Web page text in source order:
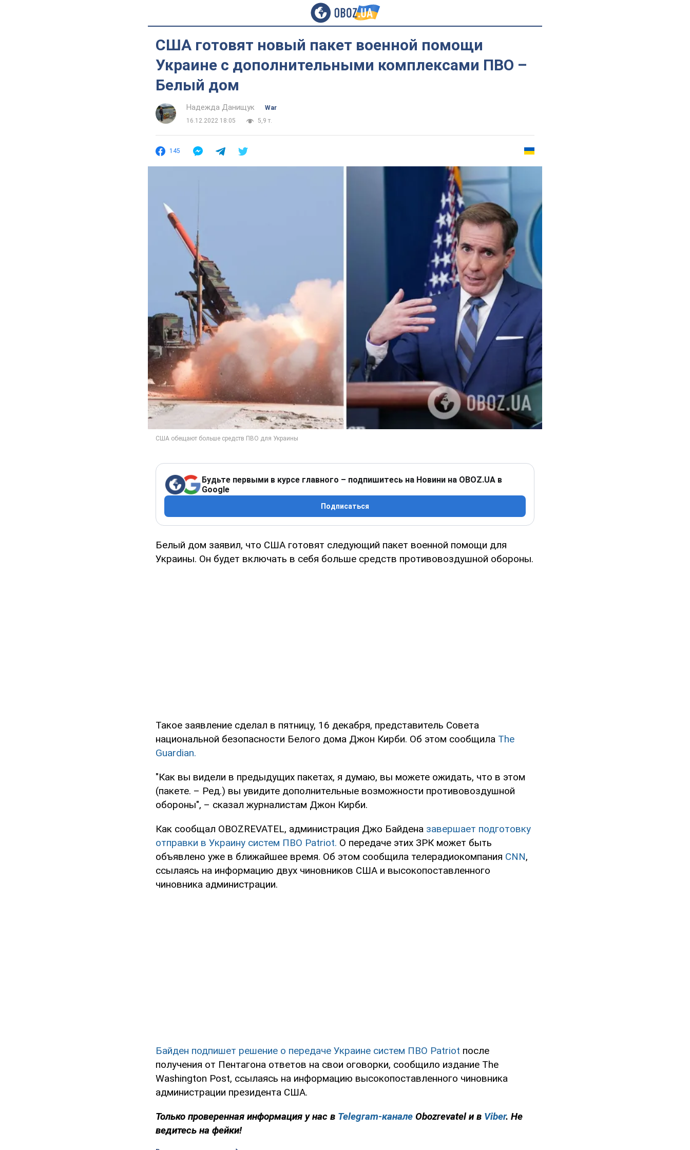
США готовят новый пакет военной помощи
Украине с дополнительными комплексами ПВО –
Белый дом
Надежда Данищук
War
16.12.2022 18:05
5,9 т.
145
Будьте первыми в курсе главного – подпишитесь на Новини на OBOZ.UA в
Google
Подписаться
Белый дом заявил, что США готовят следующий пакет военной помощи для
Украины. Он будет включать в себя больше средств противовоздушной обороны.
Такое заявление сделал в пятницу, 16 декабря, представитель Совета
национальной безопасности Белого дома Джон Кирби. Об этом сообщила The
Guardian.
"Как вы видели в предыдущих пакетах, я думаю, вы можете ожидать, что в этом
(пакете. – Ред.) вы увидите дополнительные возможности противовоздушной
обороны", – сказал журналистам Джон Кирби.
Как сообщал OBOZREVATEL, администрация Джо Байдена завершает подготовку
отправки в Украину систем ПВО Patriot. О передаче этих ЗРК может быть
объявлено уже в ближайшее время. Об этом сообщила телерадиокомпания CNN,
ссылаясь на информацию двух чиновников США и высокопоставленного
чиновника администрации.
Байден подпишет решение о передаче Украине систем ПВО Patriot после
получения от Пентагона ответов на свои оговорки, сообщило издание The
Washington Post, ссылаясь на информацию высокопоставленного чиновника
администрации президента США.
Только проверенная информация у нас в Telegram-канале Obozrevatel и в Viber. Не
ведитесь на фейки!